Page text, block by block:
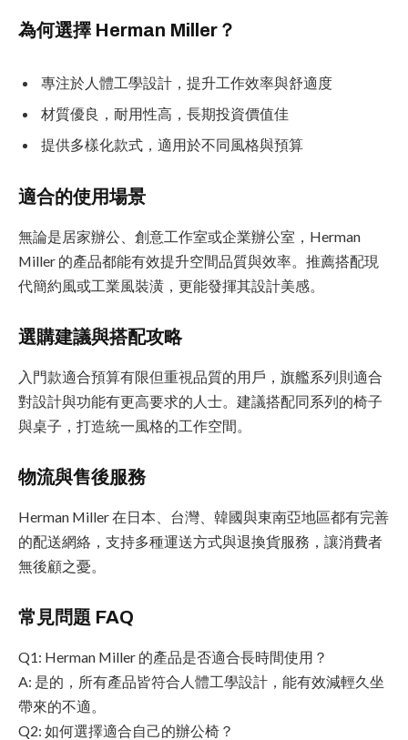
為何選擇 Herman Miller？
專注於人體工學設計，提升工作效率與舒適度
材質優良，耐用性高，長期投資價值佳
提供多樣化款式，適用於不同風格與預算
適合的使用場景
無論是居家辦公、創意工作室或企業辦公室，Herman
Miller 的產品都能有效提升空間品質與效率。推薦搭配現
代簡約風或工業風裝潢，更能發揮其設計美感。
選購建議與搭配攻略
入門款適合預算有限但重視品質的用戶，旗艦系列則適合
對設計與功能有更高要求的人士。建議搭配同系列的椅子
與桌子，打造統一風格的工作空間。
物流與售後服務
Herman Miller 在日本、台灣、韓國與東南亞地區都有完善
的配送網絡，支持多種運送方式與退換貨服務，讓消費者
無後顧之憂。
常見問題 FAQ
Q1: Herman Miller 的產品是否適合長時間使用？
A: 是的，所有產品皆符合人體工學設計，能有效減輕久坐
帶來的不適。
Q2: 如何選擇適合自己的辦公椅？